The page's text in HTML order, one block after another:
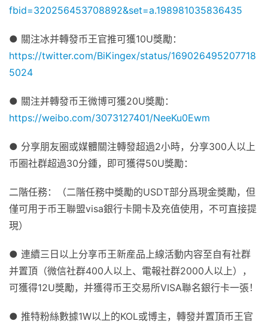
fbid=320256453708892&set=a.198981035836435
● 關注冰并轉發币王官推可獲10U獎勵 ：
https://twitter.com/BiKingex/status/169026495207718
5024
● 關注并轉發币王微博可獲20U獎勵 ：
https://weibo.com/3073127401/NeeKu0Ewm
● 分享朋友圈或媒體關注轉發超過2小時，分享300人以上
币圈社群超過30分鍾，即可獲得50U獎勵 ：
二階任務：（二階任務中獎勵的USDT部分爲現金獎勵，但
僅可用于币王聯盟visa銀行卡開卡及充值使用，不可直接提
現）
● 連續三日以上分享币王新産品上線活動内容至自有社群
并置頂（微信社群400人以上、電報社群2000人以上），
可獲得12U獎勵，并獲得币王交易所VISA聯名銀行卡一張！
● 推特粉絲數據1W以上的KOL或博主，轉發并置頂币王官